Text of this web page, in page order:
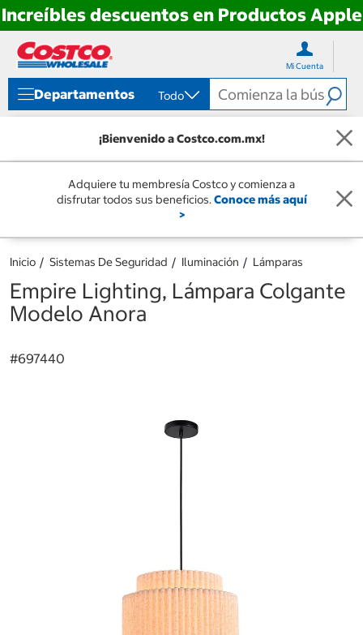
Increíbles descuentos en Productos Apple
directo
contenido
directo
menú
navegación
Mi Cuenta
Departamentos Todo
¡Bienvenido a Costco.com.mx!
Adquiere tu membresía Costco y comienza a
disfrutar todos sus beneficios.Conoce más aquí
>
Inicio Sistemas De Seguridad Iluminación Lámparas
Empire Lighting, Lámpara Colgante
Modelo Anora
#697440